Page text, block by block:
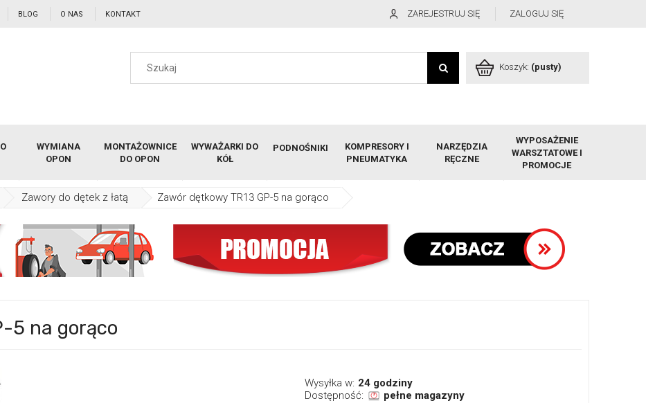
BLOG O NAS KONTAKT ZAREJESTRUJ SIĘ ZALOGUJ SIĘ
Koszyk: (pusty)
WYMIANA
OPON
MONTAŻOWNICE
DO OPON
WYWAŻARKI DO
KÓŁ
PODNOŚNIKI
KOMPRESORY I
PNEUMATYKA
NARZĘDZIA
RĘCZNE
WYPOSAŻENIE
WARSZTATOWE I
PROMOCJE
Zawory do dętek z łatą Zawór dętkowy TR13 GP-5 na gorąco
5 na gorąco
Wysyłka w: 24 godziny
Dostępność:
pełne magazyny